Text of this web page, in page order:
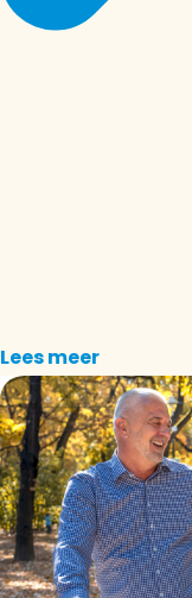
Lees meer